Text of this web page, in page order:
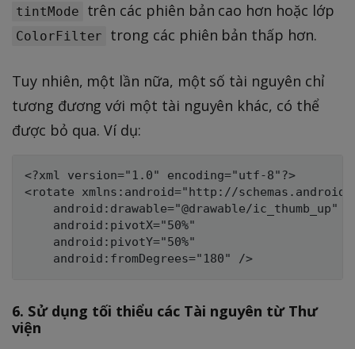
tintMode trên các phiên bản cao hơn hoặc lớp
ColorFilter trong các phiên bản thấp hơn.
Tuy nhiên, một lần nữa, một số tài nguyên chỉ
tương đương với một tài nguyên khác, có thể
được bỏ qua. Ví dụ:
<?xml version="1.0" encoding="utf-8"?>
<rotate xmlns:android="http://
    android:drawable="@drawable/ic_thumb_up"
    android:pivotX="50%"
    android:pivotY="50%"
6. Sử dụng tối thiểu các Tài nguyên từ Thư
viện